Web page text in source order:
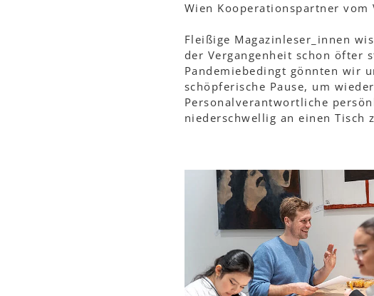
Wien Kooperationspartner vom
Fleißige Magazinleser_innen
der Vergangenheit schon öfter
Pandemiebedingt gönnten wir
schöpferische Pause, um
Personalverantwortliche
niederschwellig an einen Tisch